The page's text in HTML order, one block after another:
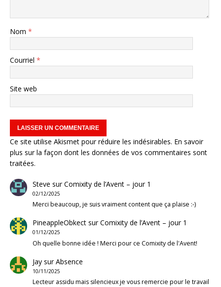
Nom *
Courriel *
Site web
Ce site utilise Akismet pour réduire les indésirables. En savoir
plus sur la façon dont les données de vos commentaires sont
traitées.
Steve surComixity de l’Avent – jour 1
02/12/2025
Merci beaucoup, je suis vraiment content que ça plaise :-)
PineappleObkectsurComixity de l’Avent – jour 1
01/12/2025
Oh quelle bonne idée ! Merci pour ce Comixity de l'Avent!
JaysurAbsence
10/11/2025
Lecteur assidu mais silencieux je vous remercie pour le travail